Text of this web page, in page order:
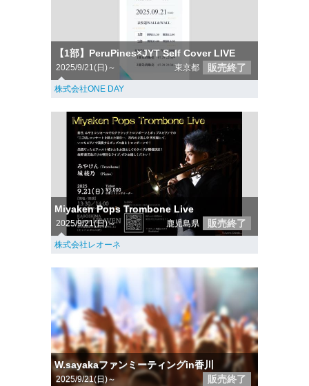
【1部】PeruPines×JYT Self Cover LIVE
2025/9/21(日)～ 東京都 販売終了
株式会社ONE DAY
Miyaken Pops Trombone Live
2025/9/21(日)～ 鹿児島県 販売終了
株式会社レオーネ
W.sayakaファンミーティングin香川
2025/9/21(日)～ 販売終了